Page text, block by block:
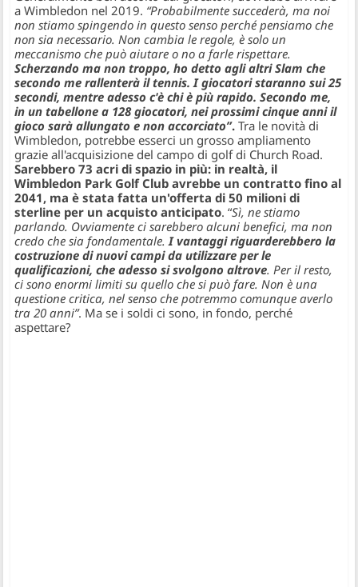
a Wimbledon nel 2019. “Probabilmente succederà, ma noi
non stiamo spingendo in questo senso perché pensiamo che
non sia necessario. Non cambia le regole, è solo un
meccanismo che può aiutare o no a farle rispettare.
Scherzando ma non troppo, ho detto agli altri Slam che
secondo me rallenterà il tennis. I giocatori staranno sui 25
secondi, mentre adesso c'è chi è più rapido. Secondo me,
in un tabellone a 128 giocatori, nei prossimi cinque anni il
gioco sarà allungato e non accorciato”. Tra le novità di
Wimbledon, potrebbe esserci un grosso ampliamento
grazie all'acquisizione del campo di golf di Church Road.
Sarebbero 73 acri di spazio in più: in realtà, il
Wimbledon Park Golf Club avrebbe un contratto fino al
2041, ma è stata fatta un'offerta di 50 milioni di
sterline per un acquisto anticipato. “Sì, ne stiamo
parlando. Ovviamente ci sarebbero alcuni benefici, ma non
credo che sia fondamentale.I vantaggi riguarderebbero la
costruzione di nuovi campi da utilizzare per le
qualificazioni, che adesso si svolgono altrove. Per il resto,
ci sono enormi limiti su quello che si può fare. Non è una
questione critica, nel senso che potremmo comunque averlo
tra 20 anni”. Ma se i soldi ci sono, in fondo, perché
aspettare?